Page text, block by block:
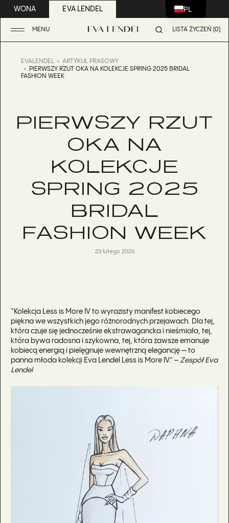
WONA EVA LENDEL
MENU LISTA ŻYCZEŃ (0)
EVALENDEL
ARTYKUŁ PRASOWY
PIERWSZY RZUT OKA NA KOLEKCJE SPRING 2025 BRIDAL
FASHION WEEK
PIERWSZY RZUT
OKA NA
KOLEKCJE
SPRING 2025
BRIDAL
FASHION WEEK
23 lutego 2026
“Kolekcja Less is More IV to wyrazisty manifest kobiecego
piękna we wszystkich jego różnorodnych przejawach. Dla tej,
która czuje się jednocześnie ekstrawagancka i nieśmiała, tej,
która bywa radosna i szykowna, tej, która zawsze emanuje
kobiecą energią i pielęgnuje wewnętrzną elegancję — to
panna młoda kolekcji Eva Lendel Less is More IV.” – Zespół Eva
Lendel
PL